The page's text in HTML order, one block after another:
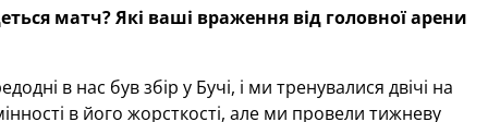
матч? Які ваші враження від головної арени
в нас був збір у Бучі, і ми тренувалися двічі на
в його жорсткості, але ми провели тижневу